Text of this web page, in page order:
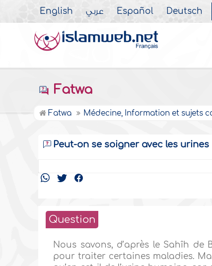
English عربي Español Deutsch
Fatwa
Fatwa Médecine, Information et sujets
Peut-on se soigner avec les
Question
Nous savons, d’après le Sahîh
pour traiter certaines maladies.